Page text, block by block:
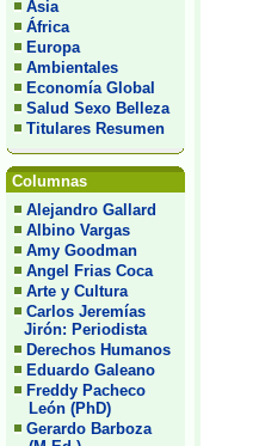
Asia
África
Europa
Ambientales
Economía Global
Salud Sexo Belleza
Titulares Resumen
Columnas
Alejandro Gallard
Albino Vargas
Amy Goodman
Angel Frias Coca
Arte y Cultura
Carlos Jeremías
Jirón: Periodista
Derechos Humanos
Eduardo Galeano
Freddy Pacheco
León (PhD)
Gerardo Barboza